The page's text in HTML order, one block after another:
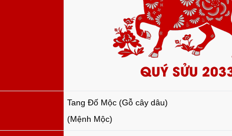
QUÝ SỬU
Tang Đố Mộc (Gỗ cây dâu)
(Mệnh Mộc)